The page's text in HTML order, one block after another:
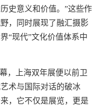
史意义和价值。”这些作
，同时展现了融汇摄影
“现代”文化价值体系中
，上海双年展便以前卫
术与国际对话的破冰
，它不仅是展览，更是